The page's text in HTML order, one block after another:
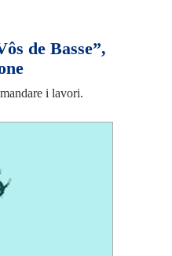
de Basse”,
i lavori.